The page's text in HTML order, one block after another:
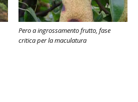
Pero a ingrossamento frutto, fase
critica per la maculatura